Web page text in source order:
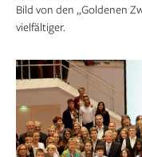
Bild von den „Goldenen
vielfältiger.